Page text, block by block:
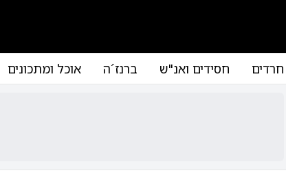
חרדים חסידים ואנ"ש ברנז´ה אוכל ומתכונים